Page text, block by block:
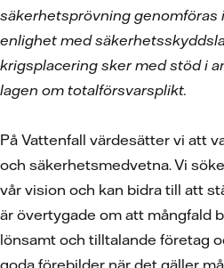
säkerhetsprövning genomföras
enlighet med
krigsplacering sker med stöd i
lagen om totalförsvarsplikt.
På Vattenfall värdesätter vi att
och säkerhetsmedvetna. Vi
vår vision och kan bidra till att
är övertygade om att mångfald
lönsamt och tilltalande företag
goda förebilder när det gäller